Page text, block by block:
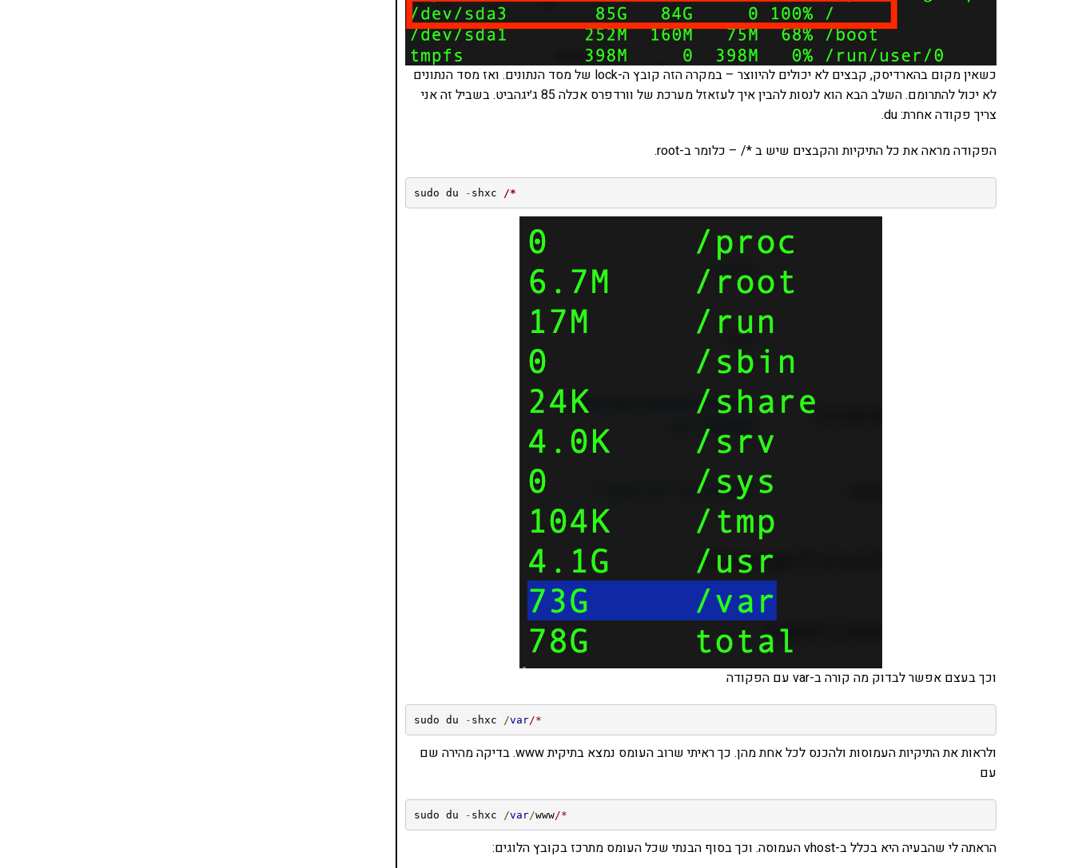
כשאין מקום בהארדיסק, קבצים לא יכולים להיווצר – במקרה הזה קובץ ה-lock של מסד הנתונים. ואז מסד הנתונים
לא יכול להתרומם. השלב הבא הוא לנסות להבין איך לעזאזל מערכת של וורדפרס אכלה 85 ג׳יגהביט. בשביל זה אני
צריך פקודה אחרת: du.
הפקודה מראה את כל התיקיות והקבצים שיש ב */ – כלומר ב-root.
sudo du - shxc /*
וכך בעצם אפשר לבדוק מה קורה ב-var עם הפקודה
sudo du - shxc /var/*
ולראות את התיקיות העמוסות ולהכנס לכל אחת מהן. כך ראיתי שרוב העומס נמצא בתיקית www. בדיקה מהירה שם
עם
sudo du - shxc /var/www/*
הראתה לי שהבעיה היא בכלל ב-vhost העמוסה. וכך בסוף הבנתי שכל העומס מתרכז בקובץ הלוגים: